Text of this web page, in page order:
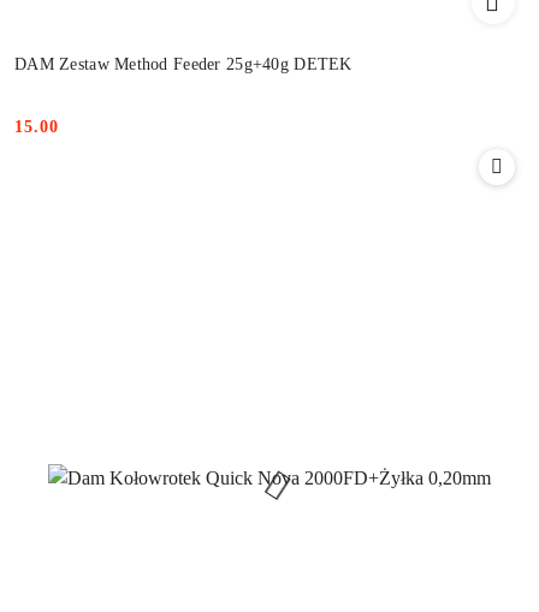
DAM Zestaw Method Feeder 25g+40g DETEK
Cena:
15.00